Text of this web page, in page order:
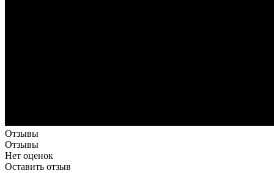
Отзывы
Отзывы
Нет оценок
Оставить отзыв